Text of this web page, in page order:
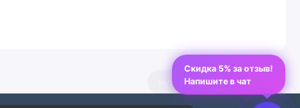
Скидка 5% за отзыв!
Напишите в чат